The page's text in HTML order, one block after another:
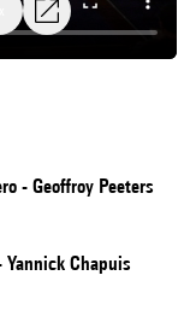
- Geoffroy Peeters
Chapuis